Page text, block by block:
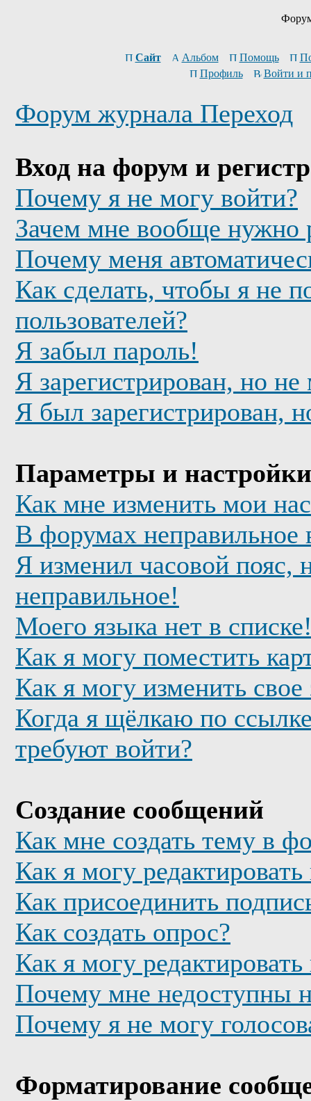
Сайт Альбом Помощь
Профиль
Войти и
Форум журнала Переход
Вход на форум и
Почему я не могу войти?
Зачем мне вообще нужно
Почему меня
Как сделать, чтобы я не
пользователей?
Я забыл пароль!
Я зарегистрирован, но
Я был зарегистрирован,
Параметры и настройки
Как мне изменить мои
В форумах неправильное
Я изменил часовой пояс,
неправильное!
Моего языка нет в
Как я могу поместить
Как я могу изменить свое
Когда я щёлкаю по
требуют войти?
Создание сообщений
Как мне создать тему в
Как я могу
Как присоединить
Как создать опрос?
Как я могу
Почему мне недоступны
Почему я не могу
Форматирование